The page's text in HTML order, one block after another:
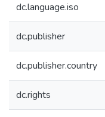
dc.language.iso
dc.publisher
dc.publisher.country
dc.rights